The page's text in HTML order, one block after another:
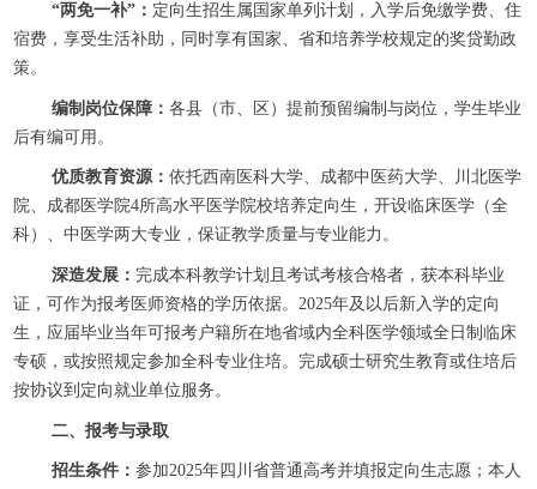
“两免一补”： 定向生招生属国家单列计划，入学后免缴学费、住
宿费，享受生活补助，同时享有国家、省和培养学校规定的奖贷勤政
策。
编制岗位保障： 各县（市、区）提前预留编制与岗位，学生毕业
后有编可用。
优质教育资源： 依托西南医科大学、成都中医药大学、川北医学
院、成都医学院4所高水平医学院校培养定向生，开设临床医学（全
科）、中医学两大专业，保证教学质量与专业能力。
深造发展： 完成本科教学计划且考试考核合格者，获本科毕业
证，可作为报考医师资格的学历依据。2025年及以后新入学的定向
生，应届毕业当年可报考户籍所在地省域内全科医学领域全日制临床
专硕，或按照规定参加全科专业住培。完成硕士研究生教育或住培后
按协议到定向就业单位服务。
二、报考与录取
招生条件： 参加2025年四川省普通高考并填报定向生志愿； 本人